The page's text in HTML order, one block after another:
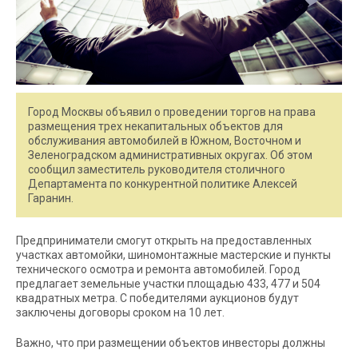
Город Москвы объявил о проведении торгов на права
размещения трех некапитальных объектов для
обслуживания автомобилей в Южном, Восточном и
Зеленоградском административных округах. Об этом
сообщил заместитель руководителя столичного
Департамента по конкурентной политике Алексей
Гаранин.
Предприниматели смогут открыть на предоставленных
участках автомойки, шиномонтажные мастерские и пункты
технического осмотра и ремонта автомобилей. Город
предлагает земельные участки площадью 433, 477 и 504
квадратных метра. С победителями аукционов будут
заключены договоры сроком на 10 лет.
Важно, что при размещении объектов инвесторы должны